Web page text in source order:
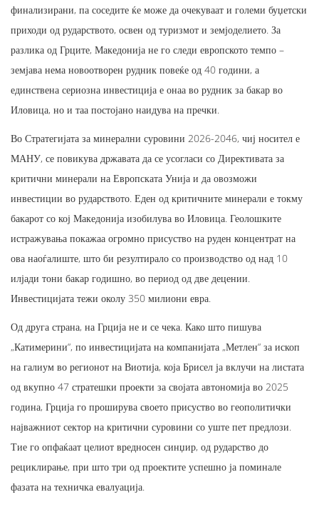
финализирани, па соседите ќе може да очекуваат и големи буџетски
приходи од рударството, освен од туризмот и земјоделието. За
разлика од Грците, Македонија не го следи европското темпо –
земјава нема новоотворен рудник повеќе од 40 години, а
единствена сериозна инвестиција е онаа во рудник за бакар во
Иловица, но и таа постојано наидува на пречки.
Во Стратегијата за минерални суровини 2026-2046, чиј носител е
МАНУ, се повикува државата да се усогласи со Директивата за
критични минерали на Европската Унија и да овозможи
инвестиции во рударството. Еден од критичните минерали е токму
бакарот со кој Македонија изобилува во Иловица. Геолошките
истражувања покажаа огромно присуство на руден концентрат на
ова наоѓалиште, што би резултирало со производство од над 10
илјади тони бакар годишно, во период од две децении.
Инвестицијата тежи околу 350 милиони евра.
Од друга страна, на Грција не и се чека. Како што пишува
„Катимерини“, по инвестицијата на компанијата „Метлен“ за ископ
на галиум во регионот на Виотија, која Брисел ја вклучи на листата
од вкупно 47 стратешки проекти за својата автономија во 2025
година, Грција го проширува своето присуство во геополитички
најважниот сектор на критични суровини со уште пет предлози.
Тие го опфаќаат целиот вредносен синџир, од рударство до
рециклирање, при што три од проектите успешно ја поминале
фазата на техничка евалуација.